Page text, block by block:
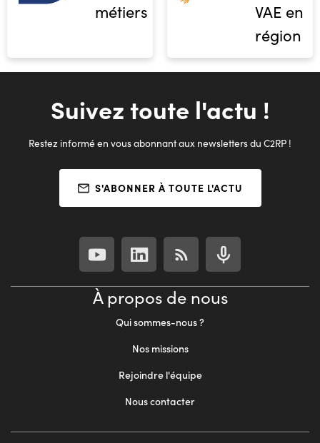
métiers
VAE en
région
Suivez toute l'actu !
Restez informé en vous abonnant aux newsletters du C2RP !
S'ABONNER À TOUTE L'ACTU
À propos de nous
Qui sommes-nous ?
Nos missions
Rejoindre l'équipe
Nous contacter